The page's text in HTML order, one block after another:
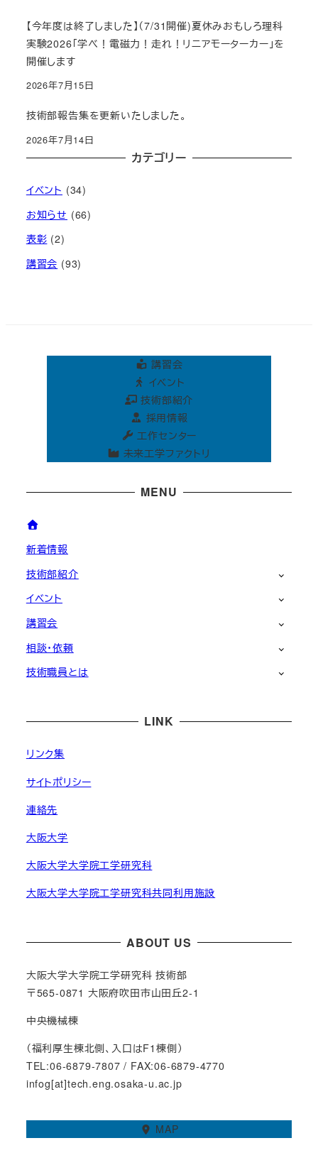
【今年度は終了しました】（7/31開催)夏休みおもしろ理科
実験2026「学べ！電磁力！走れ！リニアモーターカー」を
開催します
2026年7月15日
技術部報告集を更新いたしました。
2026年7月14日
カテゴリー
イベント (34)
お知らせ (66)
表彰 (2)
講習会 (93)
講習会
イベント
技術部紹介
採用情報
工作センター
未来工学ファクトリ
MENU
新着情報
技術部紹介
イベント
講習会
相談・依頼
技術職員とは
LINK
リンク集
サイトポリシー
連絡先
大阪大学
大阪大学大学院工学研究科
大阪大学大学院工学研究科共同利用施設
ABOUT US
大阪大学大学院工学研究科 技術部
〒565-0871 大阪府吹田市山田丘2-1
中央機械棟
（福利厚生棟北側、入口はF1棟側）
TEL:06-6879-7807 / FAX:06-6879-4770
infog[at]tech.eng.osaka-u.ac.jp
MAP